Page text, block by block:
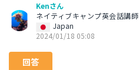
Kenさん
ネイティブキャンプ英会話講師
Japan
2024/01/18 05:08
回答